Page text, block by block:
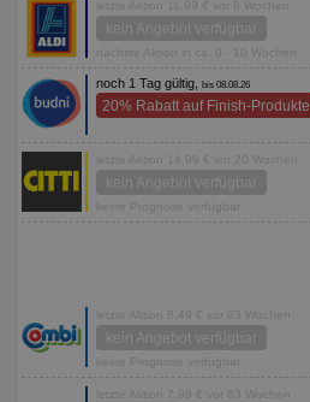
letzte Aktion 11,99 € vor 8 Wochen
kein Angebot verfügbar
nächste Aktion in ca. 9 - 10 Wochen
noch 1 Tag gültig, bis 08.08.26
20% Rabatt auf Finish-Produkte
letzte Aktion 14,99 € vor 20 Wochen
kein Angebot verfügbar
keine Prognose verfügbar
letzte Aktion 8,49 € vor 83 Wochen
kein Angebot verfügbar
keine Prognose verfügbar
letzte Aktion 7,99 € vor 83 Wochen